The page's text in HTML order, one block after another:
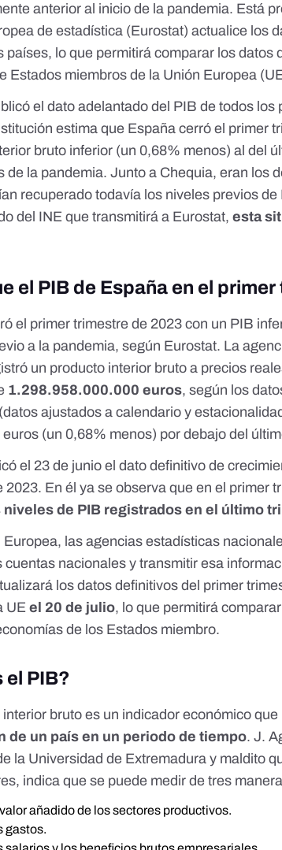
anterior al inicio de la pandemia. Está
de estadística (Eurostat) actualice los
países, lo que permitirá comparar los datos
Estados miembros de la Unión Europea
el dato adelantado del PIB de todos los
estima que España cerró el primer
bruto inferior (un 0,68% menos) al del
de la pandemia. Junto a Chequia, eran los
recuperado todavía los niveles previos de
del INE que transmitirá a Eurostat,esta
el PIB de España en el
el primer trimestre de 2023 con un PIB
a la pandemia, según Eurostat. La
un producto interior bruto a precios
1.298.958.000.000 euros, según los
(datos ajustados a calendario y
(un 0,68% menos) por debajo del
el 23 de junio eldato definitivo de
2023. En él ya se observa que en el primer
de PIB registrados en el último
Europea, las agencias estadísticas
cuentas nacionales ytransmitir esa
los datos definitivos del primer
UEel 20 de julio, lo que permitirá
de los Estados miembro.
el PIB?
interior bruto es un indicador económico
de un país en un periodo de tiempo. J.
la Universidad de Extremadura y maldito
indica que se puede medir de tres
añadido de los sectores productivos.
gastos.